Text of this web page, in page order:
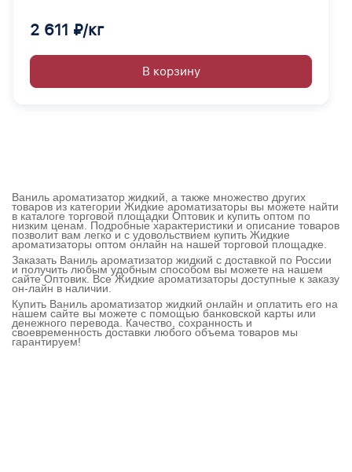
2 611 ₽/кг
В корзину
Ваниль ароматизатор жидкий, а также множество других
товаров из категории Жидкие ароматизаторы вы можете найти
в каталоге торговой площадки Оптовик и купить оптом по
низким ценам. Подробные характеристики и описание товаров
позволит вам легко и с удовольствием купить Жидкие
ароматизаторы оптом онлайн на нашей торговой площадке.
Заказать Ваниль ароматизатор жидкий с доставкой по России
и получить любым удобным способом вы можете на нашем
сайте Оптовик. Все Жидкие ароматизаторы доступные к заказу
он-лайн в наличии.
Купить Ваниль ароматизатор жидкий онлайн и оплатить его на
нашем сайте вы можете с помощью банковской карты или
денежного перевода. Качество, сохранность и
своевременность доставки любого объема товаров мы
гарантируем!